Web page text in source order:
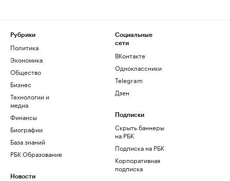
Рубрики
Политика
Экономика
Общество
Бизнес
Технологии и
медиа
Финансы
Биографии
База знаний
РБК Образование
Новости
Социальные
сети
ВКонтакте
Одноклассники
Telegram
Дзен
Подписки
Скрыть баннеры
на РБК
Подписка на РБК
Корпоративная
подписка